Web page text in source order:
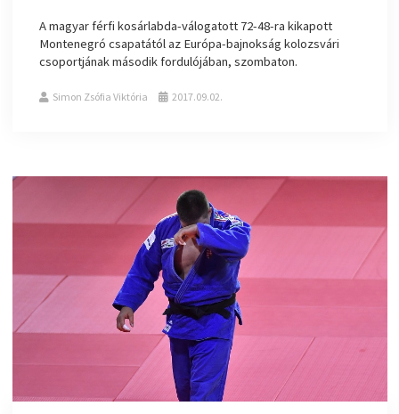
A magyar férfi kosárlabda-válogatott 72-48-ra kikapott
Montenegró csapatától az Európa-bajnokság kolozsvári
csoportjának második fordulójában, szombaton.
Simon Zsófia Viktória 2017.09.02.